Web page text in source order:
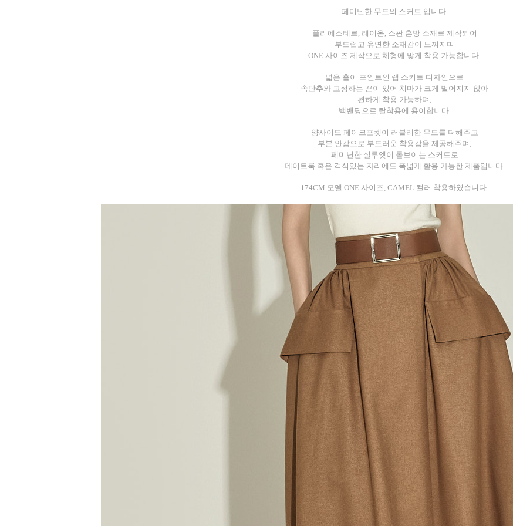
페미닌한 무드의 스커트 입니다.
폴리에스테르, 레이온, 스판 혼방 소재로 제작되어
부드럽고 유연한 소재감이 느껴지며
ONE 사이즈 제작으로 체형에 맞게 착용 가능합니다.
넓은 훌이 포인트인 랩 스커트 디자인으로
속단추와 고정하는 끈이 있어 치마가 크게 벌어지지 않아
편하게 착용 가능하며,
백밴딩으로 탈착용에 용이합니다.
양사이드 페이크포켓이 러블리한 무드를 더해주고
부분 안감으로 부드러운 착용감을 제공해주며,
페미닌한 실루엣이 돋보이는 스커트로
데이트룩 혹은 격식있는 자리에도 폭넓게 활용 가능한 제품입니다.
174CM 모델 ONE 사이즈, CAMEL 컬러 착용하였습니다.